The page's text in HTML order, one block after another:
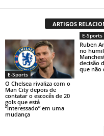
ARTIGOS
E-Sports
O Chelsea rivaliza com o
Man City depois de
contatar o escocês de 20
gols que está
“interessado” em uma
mudança
E-Sports
Ruben
no
decisão
que não